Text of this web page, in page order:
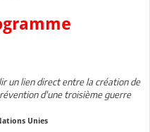
un lien direct entre la création de
d'une troisième guerre
Unies